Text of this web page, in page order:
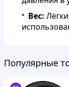
Вес:
Популярные